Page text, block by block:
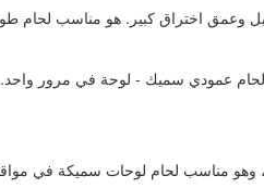
وعمق اختراق كبير. هو مناسب لحام
عمودي سميك - لوحة في مرور واحد.
، وهو مناسب لحام لوحات سميكة في